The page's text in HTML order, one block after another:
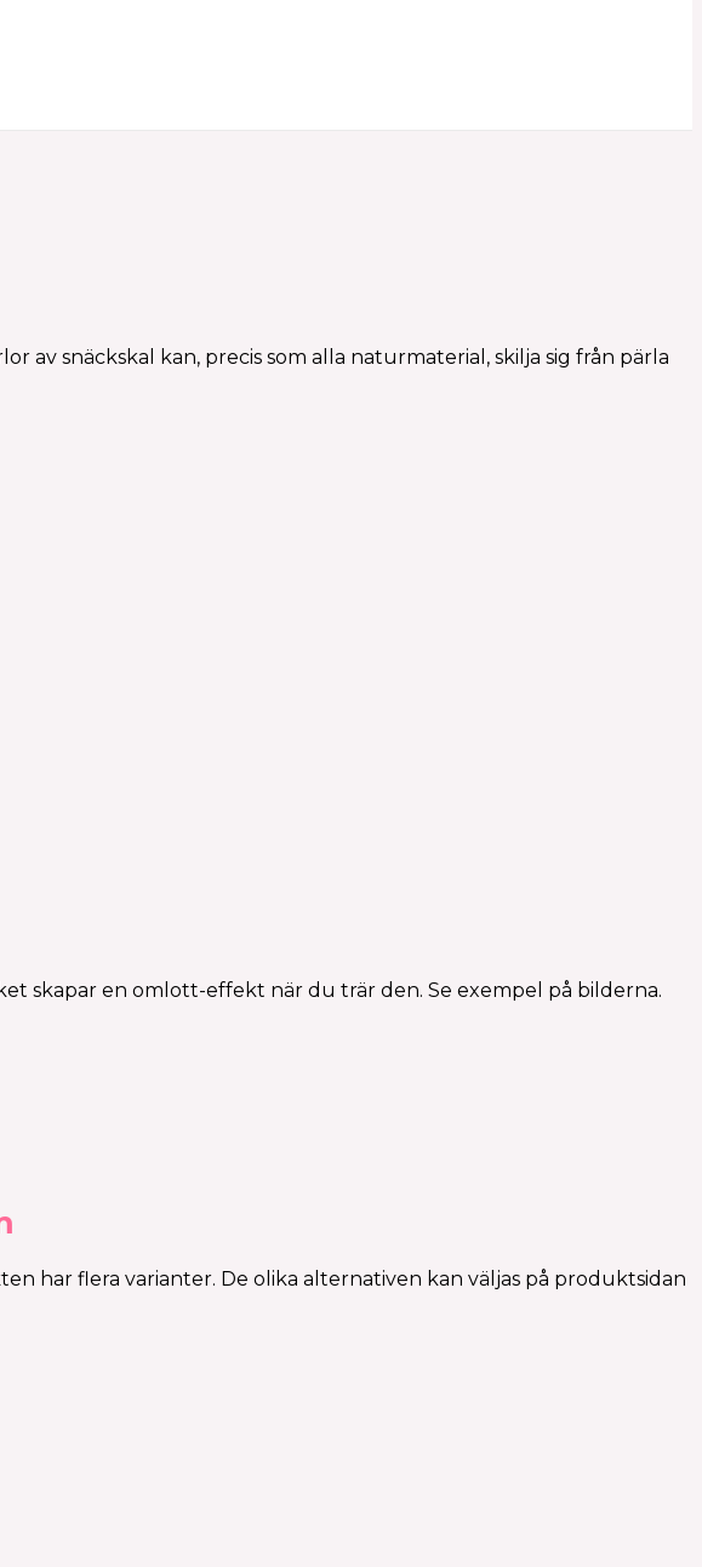
av snäckskal kan, precis som alla naturmaterial, skilja sig från pärla
skapar en omlott-effekt när du trär den. Se exempel på bilderna.
har flera varianter. De olika alternativen kan väljas på produktsidan